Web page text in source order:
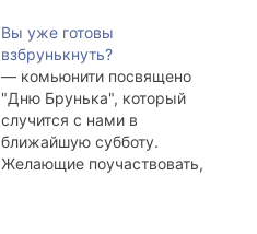
Вы уже готовы
взбрунькнуть?
— комьюнити посвящено
"Дню Брунька", который
случится с нами в
ближайшую субботу.
Желающие поучаствовать,